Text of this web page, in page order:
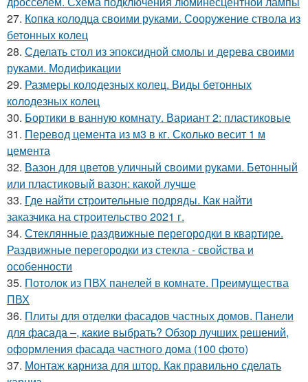
27. Копка колодца своими руками. Сооружение ствола из
бетонных колец
28. Сделать стол из эпоксидной смолы и дерева своими
руками. Модификации
29. Размеры колодезных колец. Виды бетонных
колодезных колец
30. Бортики в ванную комнату. Вариант 2: пластиковые
31. Перевод цемента из м3 в кг. Сколько весит 1 м
цемента
32. Вазон для цветов уличный своими руками. Бетонный
или пластиковый вазон: какой лучше
33. Где найти строительные подряды. Как найти
заказчика на строительство 2021 г.
34. Стеклянные раздвижные перегородки в квартире.
Раздвижные перегородки из стекла - свойства и
особенности
35. Потолок из ПВХ панелей в комнате. Преимущества
ПВХ
36. Плиты для отделки фасадов частных домов. Панели
для фасада –, какие выбрать? Обзор лучших решений,
оформления фасада частного дома (100 фото)
37. Монтаж карниза для штор. Как правильно сделать